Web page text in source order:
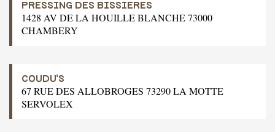
PRESSING DES BISSIERES
1428 AV DE LA HOUILLE BLANCHE 73000
CHAMBERY
COUDU'S
67 RUE DES ALLOBROGES 73290 LA MOTTE
SERVOLEX